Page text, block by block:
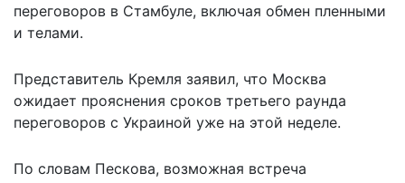
переговоров в Стамбуле, включая обмен пленными
и телами.
Представитель Кремля заявил, что Москва
ожидает прояснения сроков третьего раунда
переговоров с Украиной уже на этой неделе.
По словам Пескова, возможная встреча